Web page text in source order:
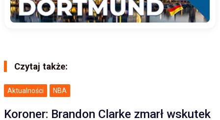
Czytaj także:
Aktualności NBA
Koroner: Brandon Clarke zmarł wskutek